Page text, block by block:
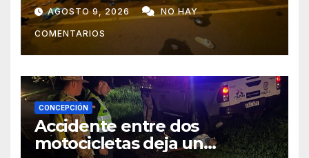
AGOSTO 9, 2026 NO HAY
COMENTARIOS
CONCEPCIÓN
Accidente entre dos
motocicletas deja un